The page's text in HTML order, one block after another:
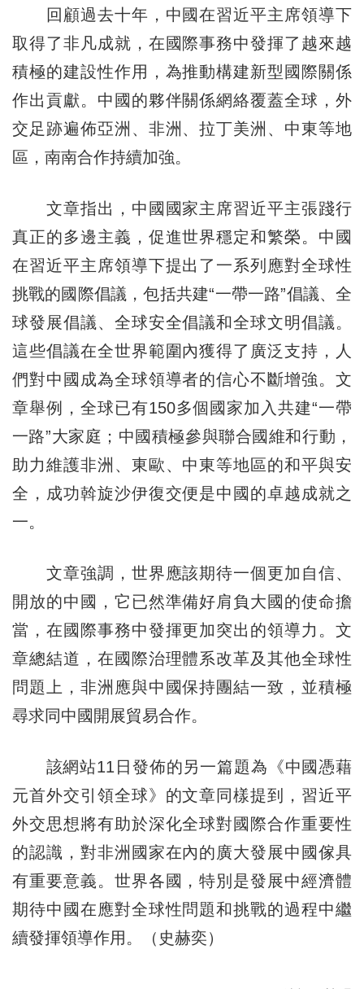
回顧過去十年，中國在習近平主席領導下
取得了非凡成就，在國際事務中發揮了越來越
積極的建設性作用，為推動構建新型國際關係
作出貢獻。中國的夥伴關係網絡覆蓋全球，外
交足跡遍佈亞洲、非洲、拉丁美洲、中東等地
區，南南合作持續加強。
文章指出，中國國家主席習近平主張踐行
真正的多邊主義，促進世界穩定和繁榮。中國
在習近平主席領導下提出了一系列應對全球性
挑戰的國際倡議，包括共建“一帶一路”倡議、全
球發展倡議、全球安全倡議和全球文明倡議。
這些倡議在全世界範圍內獲得了廣泛支持，人
們對中國成為全球領導者的信心不斷增強。文
章舉例，全球已有150多個國家加入共建“一帶
一路”大家庭；中國積極參與聯合國維和行動，
助力維護非洲、東歐、中東等地區的和平與安
全，成功斡旋沙伊復交便是中國的卓越成就之
一。
文章強調，世界應該期待一個更加自信、
開放的中國，它已然準備好肩負大國的使命擔
當，在國際事務中發揮更加突出的領導力。文
章總結道，在國際治理體系改革及其他全球性
問題上，非洲應與中國保持團結一致，並積極
尋求同中國開展貿易合作。
該網站11日發佈的另一篇題為《中國憑藉
元首外交引領全球》的文章同樣提到，習近平
外交思想將有助於深化全球對國際合作重要性
的認識，對非洲國家在內的廣大發展中國傢具
有重要意義。世界各國，特別是發展中經濟體
期待中國在應對全球性問題和挑戰的過程中繼
續發揮領導作用。（史赫奕）